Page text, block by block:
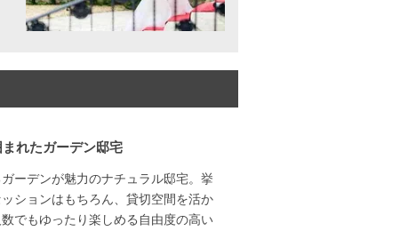
れたガーデン邸宅
ーデンが魅力のナチュラル邸宅。挙
ションはもちろん、貸切空間を活か
でもゆったり楽しめる自由度の高い